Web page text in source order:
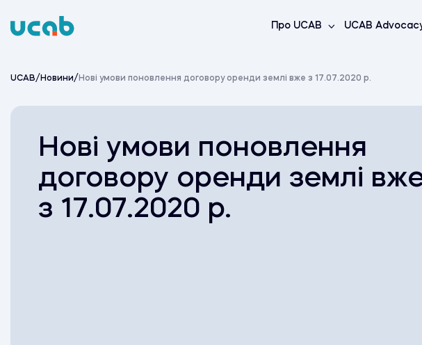
to
Про UCAB UCAB
UCAB/ Новини/ Нові умови поновлення договору оренди землі вже з 17.07.2020 р.
Нові умови поновлення
договору оренди землі
з 17.07.2020 р.